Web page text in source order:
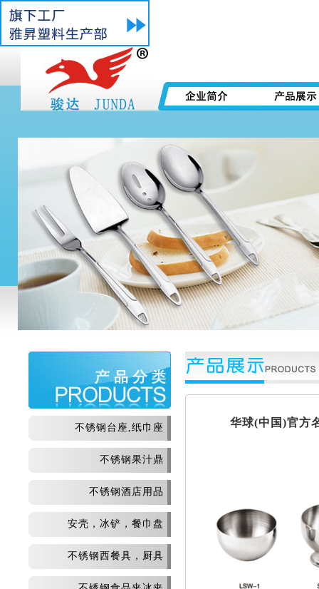
不锈钢台座,纸巾座
不锈钢果汁鼎
不锈钢酒店用品
安壳，冰铲，餐巾盘
不锈钢西餐具，厨具
华球(中国)官